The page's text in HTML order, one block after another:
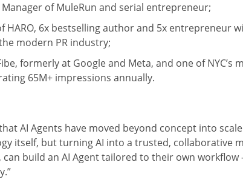
of MuleRun and serial entrepreneur;
HARO, 6x bestselling author and 5x entrepreneur
modern PR industry;
formerly at Google and Meta, and one of NYC’s
65M+ impressions annually.
AI Agents have moved beyond concept into
itself, but turning AI into a trusted, collaborative
can build an AI Agent tailored to their own